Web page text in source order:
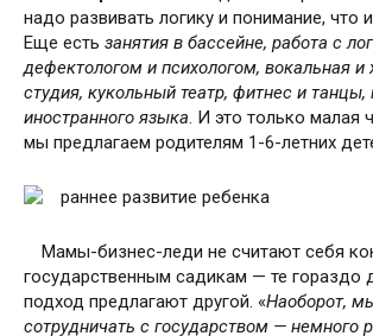
надо развивать логику и понимание, что
Еще есть занятия в бассейне, работа с
дефектологом и психологом, вокальная и
студия, кукольный театр, фитнес и танцы,
иностранного языка. И это только малая
мы предлагаем родителям 1-6-летних
Мамы-бизнес-леди не считают себя
государственным садикам — те гораздо
подход предлагают другой. «Наоборот,
сотрудничать с государством — немного